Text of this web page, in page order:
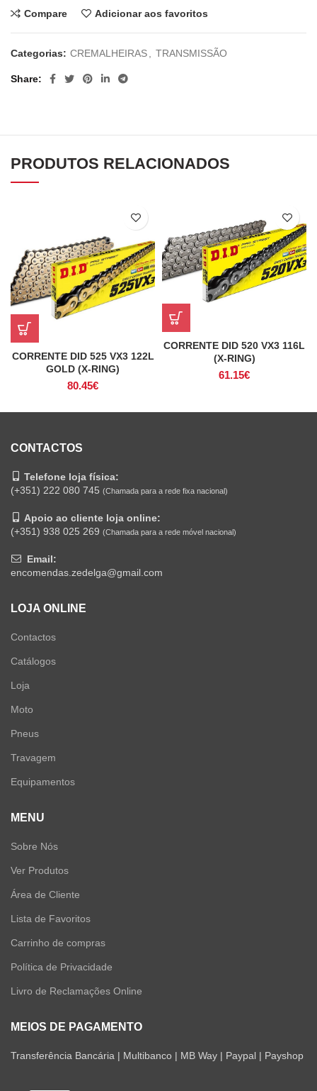
Compare Adicionar aos favoritos
Categorias: CREMALHEIRAS TRANSMISSÃO
Share
PRODUTOS RELACIONADOS
CORRENTE DID 525 VX3 122L
GOLD (X-RING)
80.45€
CORRENTE DID 520 VX3 116L
(X-RING)
61.15€
CONTACTOS
Telefone loja física:
(+351) 222 080 745 (Chamada para a rede fixa nacional)
Apoio ao cliente loja online:
(+351) 938 025 269 (Chamada para a rede móvel nacional)
Email:
encomendas.zedelga@gmail.com
LOJA ONLINE
Contactos
Catálogos
Loja
Moto
Pneus
Travagem
Equipamentos
MENU
Sobre Nós
Ver Produtos
Área de Cliente
Lista de Favoritos
Carrinho de compras
Política de Privacidade
Livro de Reclamações Online
MEIOS DE PAGAMENTO
Transferência Bancária | Multibanco | MB Way | Paypal | Payshop